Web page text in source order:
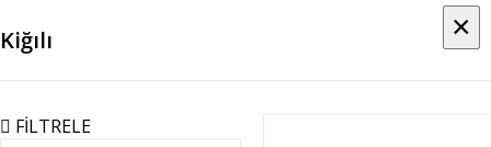
Kiğılı
FİLTRELE
×
×